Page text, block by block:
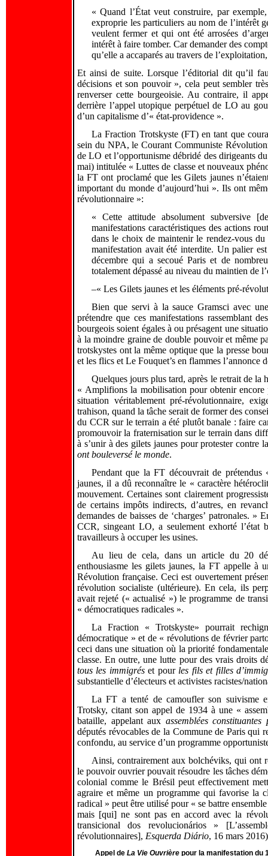
« Quand l’État veut construire, par
exproprie les particuliers au nom de l’intérêt
veulent fermer et qui ont été arrosées
intérêt à faire tomber. Car demander des
qu’elle a accaparés au travers de
Et ainsi de suite. Lorsque l’éditorial dit qu’il
décisions et son pouvoir », cela peut sembler
renverser cette bourgeoisie. Au contraire, il
derrière l’appel utopique perpétuel de LO au
d’un capitalisme d’« état-providence ».
La Fraction Trotskyste (FT) en tant que
sein du NPA, le Courant Communiste
de LO et l’opportunisme débridé des dirigeants
mai) intitulée « Luttes de classe et nouveaux
la FT ont proclamé que les Gilets jaunes
important du monde d’aujourd’hui ». Ils ont
révolutionnaire »:
« Cette attitude absolument subversive
manifestations caractéristiques des actions
dans le choix de maintenir le rendez-vous
manifestation avait été interdite. Un palier
décembre qui a secoué Paris et de
totalement dépassé au niveau du maintien de
–« Les Gilets jaunes et les éléments pré-
Bien que servi à la sauce Gramsci avec
prétendre que ces manifestations rassemblant
bourgeois soient égales à ou présagent une
à la moindre graine de double pouvoir et même
trotskystes ont la même optique que la presse
et les flics et Le Fouquet’s en flammes
Quelques jours plus tard, après le retrait de la
« Amplifions la mobilisation pour obtenir
situation véritablement pré-révolutionnaire,
trahison, quand la tâche serait de former des
du CCR sur le terrain a été plutôt banale : faire
promouvoir la fraternisation sur le terrain dans
à s’unir à des gilets jaunes pour protester contre
ont bouleversé le monde.
Pendant que la FT découvrait de
jaunes, il a dû reconnaître le « caractère
mouvement. Certaines sont clairement
de certains impôts indirects, d’autres, en
demandes de baisses de ‘charges’ patronales.
CCR, singeant LO, a seulement exhorté l’état
travailleurs à occuper les usines.
Au lieu de cela, dans un article du 20
enthousiasme les gilets jaunes, la FT appelle à
Révolution française. Ceci est ouvertement
révolution socialiste (ultérieure). En cela, ils
avait rejeté (« actualisé ») le programme de
« démocratiques radicales ».
La Fraction « Trotskyste» pourrait
démocratique » et de « révolutions de février
ceci dans une situation où la priorité
classe. En outre, une lutte pour des vrais droits
tous les immigréset pour les fils et filles
substantielle d’électeurs et activistes racistes/
La FT a tenté de camoufler son suivisme
Trotsky, citant son appel de 1934 à une «
bataille, appelant aux assemblées constituantes
députés révocables de la Commune de Paris qui
confondu, au service d’un programme
Ainsi, contrairement aux bolchéviks, qui ont
le pouvoir ouvrier pouvait résoudre les tâches
colonial comme le Brésil peut effectivement
agraire et même un programme qui favorise la
radical » peut être utilisé pour « se battre
mais [qui] ne sont pas en accord avec la
transicional dos revolucionários »
révolutionnaires], Esquerda Diário, 16 mars
Appel de La Vie Ouvrière pour la manifestation du